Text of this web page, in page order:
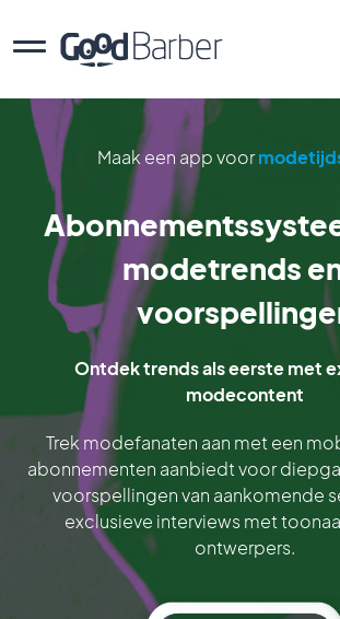
Maak een app voor
modetrends
Ontdek trends als eerste met
modecontent
Trek modefanaten aan met een
abonnementen aanbiedt voor
voorspellingen van aankomende
exclusieve interviews met
ontwerpers.